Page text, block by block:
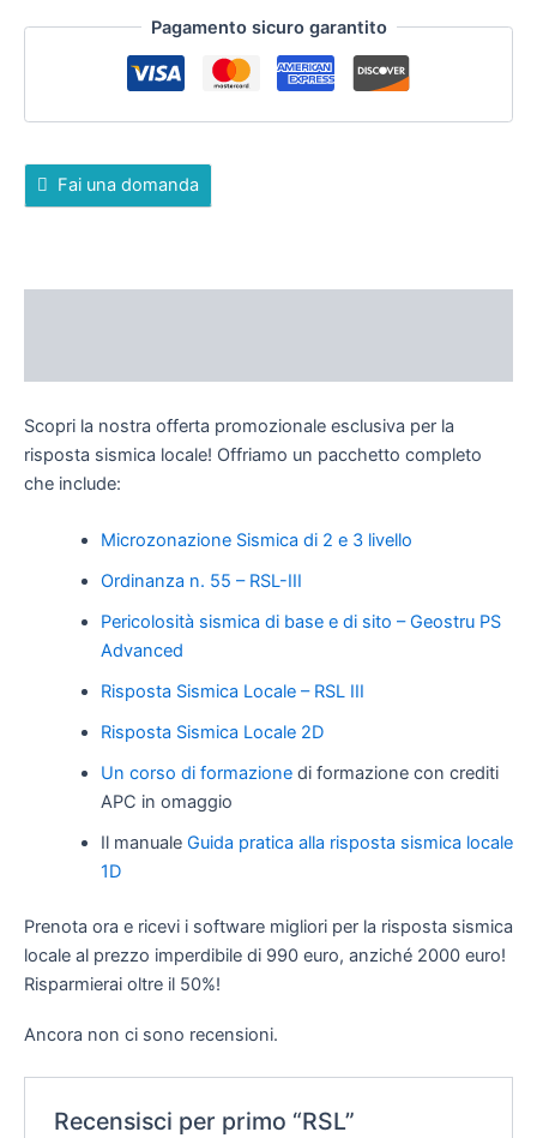
Pagamento sicuro garantito
Fai una domanda
Scopri la nostra offerta promozionale esclusiva per la
risposta sismica locale! Offriamo un pacchetto completo
che include:
Microzonazione Sismica di 2 e 3 livello
Ordinanza n. 55 – RSL-III
Pericolosità sismica di base e di sito – Geostru PS
Advanced
Risposta Sismica Locale – RSL III
Risposta Sismica Locale 2D
Un corso di formazionedi formazione con crediti
APC in omaggio
Il manuale Guida pratica alla risposta sismica locale
1D
Prenota ora e ricevi i software migliori per la risposta sismica
locale al prezzo imperdibile di 990 euro, anziché 2000 euro!
Risparmierai oltre il 50%!
Ancora non ci sono recensioni.
Recensisci per primo “RSL”